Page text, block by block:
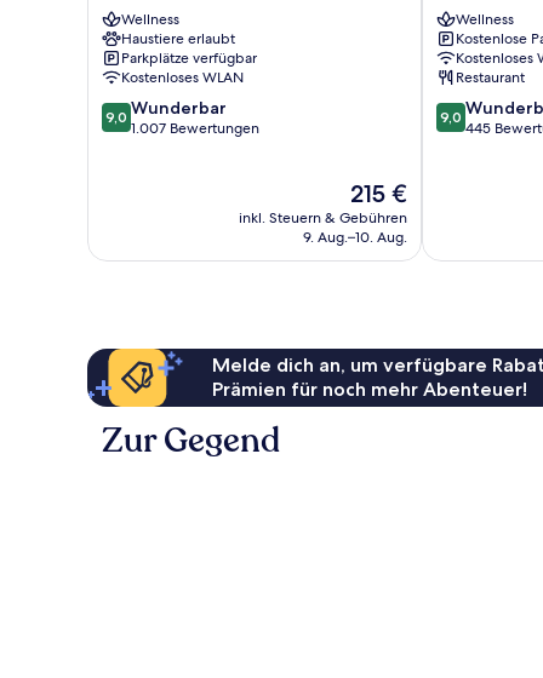
Wellness
Haustiere erlaubt
Parkplätze verfügbar
Kostenloses WLAN
9.0
von
9,0 Wunderbar
1.007 Bewertungen
Der
Preis
beträgt
215 €
inkl. Steuern & Gebühren
9. Aug.–10. Aug.
Füssen
Wellness
Kostenlose
Kostenloses
Restaurant
9.0
von
9,0
445
Melde dich an, um verfügbare
Prämien für noch mehr Abenteuer!
Zur Gegend